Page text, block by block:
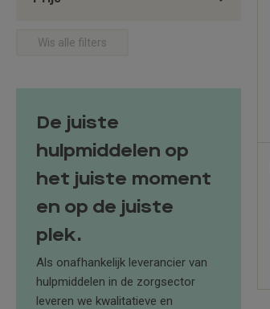
Wis alle filters
De juiste
hulpmiddelen op
het juiste moment
en op de juiste
plek.
Als onafhankelijk leverancier van
hulpmiddelen in de zorgsector
leveren we kwalitatieve en